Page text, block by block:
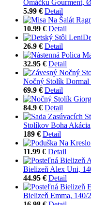
Omáčku Gourment,
5.99 € Detail
10.99 € Detail
26.9 € Detail
32.95 € Detail
Nočný Stolík Dormal
69.9 € Detail
84.9 € Detail
Stolíkov Boha Akácia
189 € Detail
11.99 € Detail
Bielizeň Alex Uni,
44.95 € Detail
Bielizeň Emma, 140/